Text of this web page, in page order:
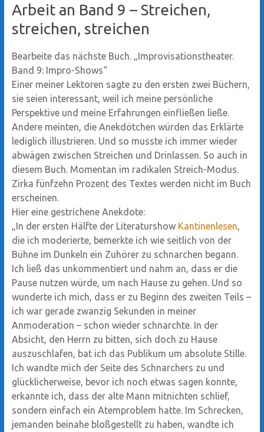
Arbeit an Band 9 – Streichen,
streichen, streichen
Bearbeite das nächste Buch. „Improvisationstheater.
Band 9: Impro-Shows“
Einer meiner Lektoren sagte zu den ersten zwei Büchern,
sie seien interessant, weil ich meine persönliche
Perspektive und meine Erfahrungen einfließen ließe.
Andere meinten, die Anekdötchen würden das Erklärte
lediglich illustrieren. Und so musste ich immer wieder
abwägen zwischen Streichen und Drinlassen. So auch in
diesem Buch. Momentan im radikalen Streich-Modus.
Zirka fünfzehn Prozent des Textes werden nicht im Buch
erscheinen.
Hier eine gestrichene Anekdote:
„In der ersten Hälfte der Literaturshow Kantinenlesen,
die ich moderierte, bemerkte ich wie seitlich von der
Bühne im Dunkeln ein Zuhörer zu schnarchen begann.
Ich ließ das unkommentiert und nahm an, dass er die
Pause nutzen würde, um nach Hause zu gehen. Und so
wunderte ich mich, dass er zu Beginn des zweiten Teils –
ich war gerade zwanzig Sekunden in meiner
Anmoderation – schon wieder schnarchte. In der
Absicht, den Herrn zu bitten, sich doch zu Hause
auszuschlafen, bat ich das Publikum um absolute Stille.
Ich wandte mich der Seite des Schnarchers zu und
glücklicherweise, bevor ich noch etwas sagen konnte,
erkannte ich, dass der alte Mann mitnichten schlief,
sondern einfach ein Atemproblem hatte. Im Schrecken,
jemanden beinahe bloßgestellt zu haben, wandte ich